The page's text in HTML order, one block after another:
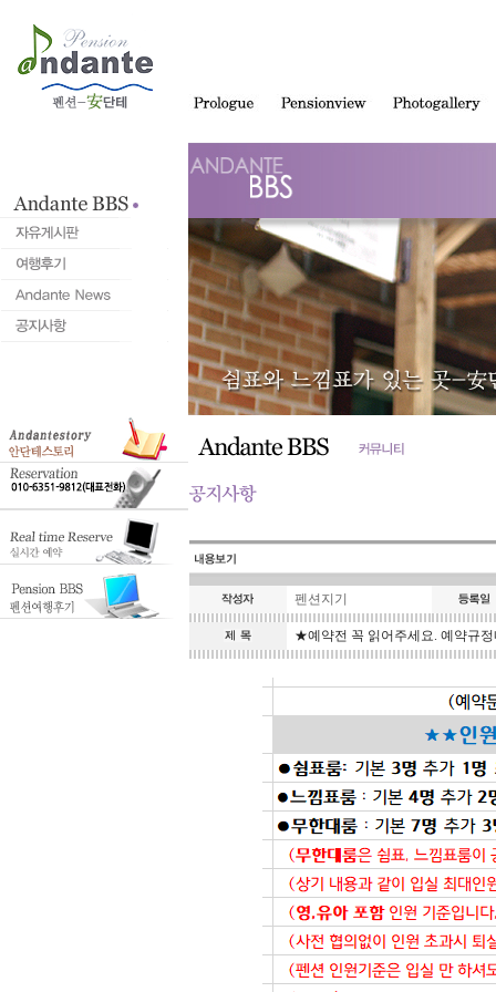
펜션지기
★예약전 꼭 읽어주세요. 예약규